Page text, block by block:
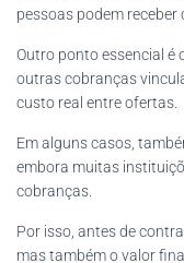
pessoas podem
Outro ponto essencial é
outras cobranças
custo real entre ofertas.
Em alguns casos,
embora muitas
cobranças.
Por isso, antes de
mas também o valor